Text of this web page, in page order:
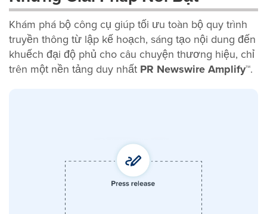
Khám phá bộ công cụ giúp tối ưu toàn bộ quy trình
truyền thông từ lập kế hoạch, sáng tạo nội dung đến
khuếch đại độ phủ cho câu chuyện thương hiệu, chỉ
trên một nền tảng duy nhất PR Newswire Amplify™.